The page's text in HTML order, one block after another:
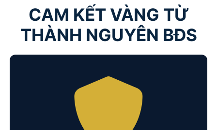
CAM KẾT VÀNG TỪ
THÀNH NGUYÊN BĐS